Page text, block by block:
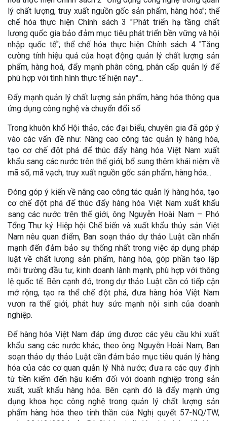
lý chất lượng, truy xuất nguồn gốc sản phẩm, hàng hóa"; thể
chế hóa thực hiện Chính sách 3 "Phát triển hạ tầng chất
lượng quốc gia bảo đảm mục tiêu phát triển bền vững và hội
nhập quốc tế"; thể chế hóa thực hiện Chính sách 4 "Tăng
cường tính hiệu quả của hoạt động quản lý chất lượng sản
phẩm, hàng hoá, đẩy mạnh phân công, phân cấp quản lý để
phù hợp với tình hình thực tế hiện nay"...
Đẩy mạnh quản lý chất lượng sản phẩm, hàng hóa thông qua
ứng dụng công nghệ và chuyển đổi số
Trong khuôn khổ Hội thảo, các đại biểu, chuyên gia đã góp ý
vào các vấn đề như: Nâng cao công tác quản lý hàng hóa,
tạo cơ chế đột phá để thúc đẩy hàng hóa Việt Nam xuất
khẩu sang các nước trên thế giới; bổ sung thêm khái niệm về
mã số, mã vạch, truy xuất nguồn gốc sản phẩm, hàng hóa...
Đóng góp ý kiến về nâng cao công tác quản lý hàng hóa, tạo
cơ chế đột phá để thúc đẩy hàng hóa Việt Nam xuất khẩu
sang các nước trên thế giới, ông Nguyễn Hoài Nam – Phó
Tổng Thư ký Hiệp hội Chế biến và xuất khẩu thủy sản Việt
Nam nêu quan điểm, Ban soạn thảo dự thảo Luật cần nhấn
mạnh đến đảm bảo sự thống nhất trong việc áp dụng pháp
luật về chất lượng sản phẩm, hàng hóa, góp phần tạo lập
môi trường đầu tư, kinh doanh lành mạnh, phù hợp với thông
lệ quốc tế. Bên cạnh đó, trong dự thảo Luật cần có tiếp cận
mở rộng, tạo ra thể chế đột phá, đưa hàng hóa Việt Nam
vươn ra thế giới, phát huy sức mạnh nội sinh của doanh
nghiệp.
Để hàng hóa Việt Nam đáp ứng được các yêu cầu khi xuất
khẩu sang các nước khác, theo ông Nguyễn Hoài Nam, Ban
soạn thảo dự thảo Luật cần đảm bảo mục tiêu quản lý hàng
hóa của các cơ quan quản lý Nhà nước; đưa ra các quy định
từ tiền kiểm đến hậu kiểm đối với doanh nghiệp trong sản
xuất, xuất khẩu hàng hóa. Bên cạnh đó là đẩy mạnh ứng
dụng khoa học công nghệ trong quản lý chất lượng sản
phẩm hàng hóa theo tinh thần của Nghị quyết 57-NQ/TW,